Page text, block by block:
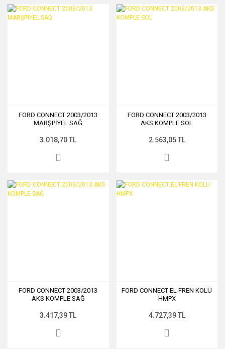
FORD CONNECT 2003/2013
MARŞPİYEL SAĞ
3.018,70 TL
FORD CONNECT 2003/2013
AKS KOMPLE SOL
2.563,05 TL
FORD CONNECT 2003/2013
AKS KOMPLE SAĞ
3.417,39 TL
FORD CONNECT EL FREN KOLU
HMPX
4.727,39 TL